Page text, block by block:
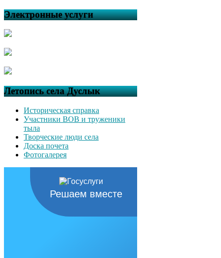
Электронные услуги
Летопись села Дуслык
Историческая справка
Участники ВОВ и труженики
тыла
Творческие люди села
Доска почета
Фотогалерея
Решаем вместе